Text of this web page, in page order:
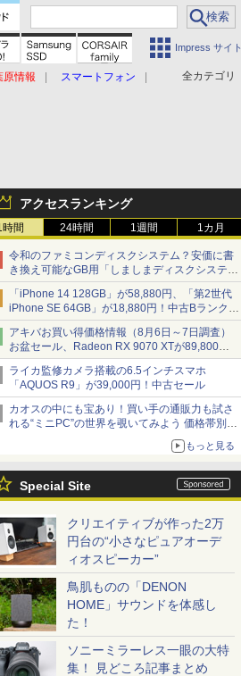
Impress サイト
全カテゴリ
原情報
スマートフォン
アクセスランキング
時間 24時間 1週間 1カ月
令和のファミコンディスクシステム？安価に書
き換え可能なGB用「しましまディスクシステ
ム」
「iPhone 14 128GB」が58,880円、「第2世代
iPhone SE 64GB」が18,880円！中古Bランク品
セール
アキバお買い得価格情報（8月6日～7日調査）
お盆セール、Radeon RX 9070 XTが89,800
円、水平周波数24.8kHz対応の17型モニターが
9,801円、暑さ指数連動セール ほか
ライカ監修カメラ搭載の6.5インチスマホ
「AQUOS R9」が39,000円！中古セール
カオスの中にも宝あり！買い手の通販力も試さ
れる“ミニPC”の世界を覗いてみよう 価格帯別に
仕様や特徴を整理、11製品をピックアップ text
もっと見る
Special Site
クリエイティブが作った2万
円台の“小さなピュアオーデ
ィオスピーカー”
鳥肌ものの「DENON
HOME」サウンドを体感し
た！
ソニーミラーレス一眼の大特
集！ 見どころ記事まとめ